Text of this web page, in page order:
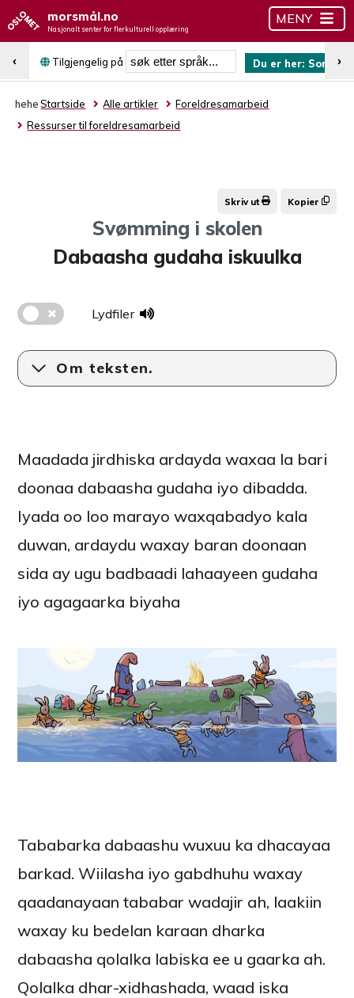
morsmål.no
Nasjonalt senter for flerkulturell opplæring
MENY
Tilgjengelig på
Søk etter språk
Du er her: Somali
‹ ›
hehe Startside Alle artikler
Foreldresamarbeid
Ressurser til foreldresamarbeid
Skriv ut Kopier
Svømming i skolen
Dabaasha gudaha iskuulka
Lydfiler
Om teksten.
Maadada jirdhiska ardayda waxaa la bari
doonaa dabaasha gudaha iyo dibadda.
Iyada oo loo marayo waxqabadyo kala
duwan, ardaydu waxay baran doonaan
sida ay ugu badbaadi lahaayeen gudaha
iyo agagaarka biyaha
Tababarka dabaashu wuxuu ka dhacayaa
barkad. Wiilasha iyo gabdhuhu waxay
qaadanayaan tababar wadajir ah, laakiin
waxay ku bedelan karaan dharka
dabaasha qolalka labiska ee u gaarka ah.
Qolalka dhar-xidhashada, waad iska